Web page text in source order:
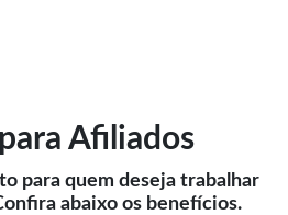
Afiliados
para quem deseja trabalhar
abaixo os benefícios.